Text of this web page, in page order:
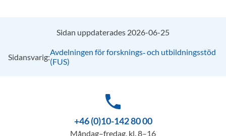
Sidan uppdaterades 2026-06-25
Sidansvarig:Avdelningen för forsknings‑ och utbildningsstöd
(FUS)
phone
+46 (0)10-142 80 00
Måndag–fredag, kl. 8–16